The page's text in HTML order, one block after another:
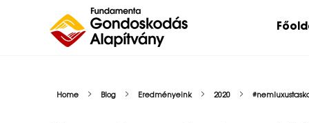
Home Blog Eredményeink 2020